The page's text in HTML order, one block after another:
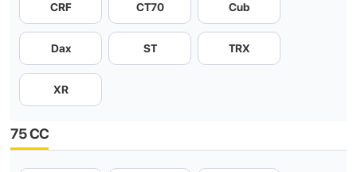
CRF CT70 Cub
Dax ST TRX
XR
75 CC